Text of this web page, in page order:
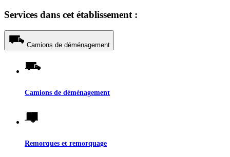
Services dans cet établissement :
Camions de déménagement
Camions de déménagement
Remorques et remorquage